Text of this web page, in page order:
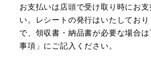
お支払いは店頭で受け取り時にお支
い。レシートの発行はいたしてお
で、領収書・納品書が必要な場合
事項」にご記入ください。